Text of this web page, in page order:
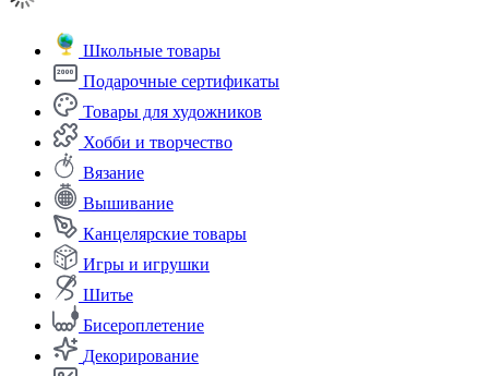
Школьные товары
Подарочные сертификаты
Товары для художников
Хобби и творчество
Вязание
Вышивание
Канцелярские товары
Игры и игрушки
Шитье
Бисероплетение
Декорирование